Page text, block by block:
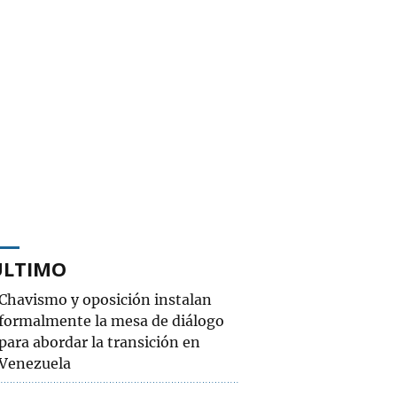
y oposición instalan
la mesa de diálogo
abordar la transición en